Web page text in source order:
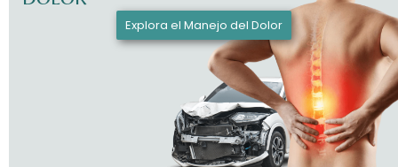
Explora el Manejo del Dolor